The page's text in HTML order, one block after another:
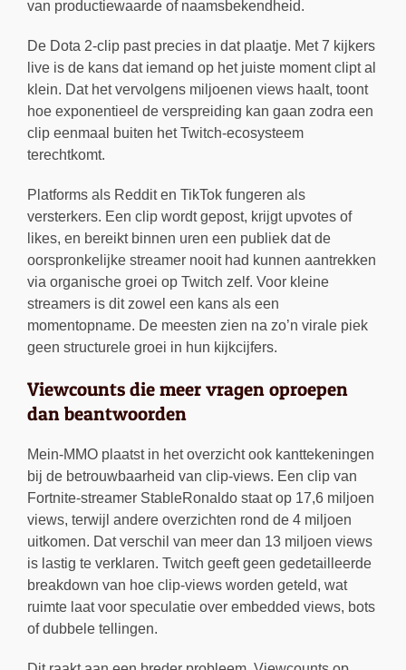
van productiewaarde of naamsbekendheid.
De Dota 2-clip past precies in dat plaatje. Met 7 kijkers
live is de kans dat iemand op het juiste moment clipt al
klein. Dat het vervolgens miljoenen views haalt, toont
hoe exponentieel de verspreiding kan gaan zodra een
clip eenmaal buiten het Twitch-ecosysteem
terechtkomt.
Platforms als Reddit en TikTok fungeren als
versterkers. Een clip wordt gepost, krijgt upvotes of
likes, en bereikt binnen uren een publiek dat de
oorspronkelijke streamer nooit had kunnen aantrekken
via organische groei op Twitch zelf. Voor kleine
streamers is dit zowel een kans als een
momentopname. De meesten zien na zo’n virale piek
geen structurele groei in hun kijkcijfers.
Viewcounts die meer vragen oproepen
dan beantwoorden
Mein-MMO plaatst in het overzicht ook kanttekeningen
bij de betrouwbaarheid van clip-views. Een clip van
Fortnite-streamer StableRonaldo staat op 17,6 miljoen
views, terwijl andere overzichten rond de 4 miljoen
uitkomen. Dat verschil van meer dan 13 miljoen views
is lastig te verklaren. Twitch geeft geen gedetailleerde
breakdown van hoe clip-views worden geteld, wat
ruimte laat voor speculatie over embedded views, bots
of dubbele tellingen.